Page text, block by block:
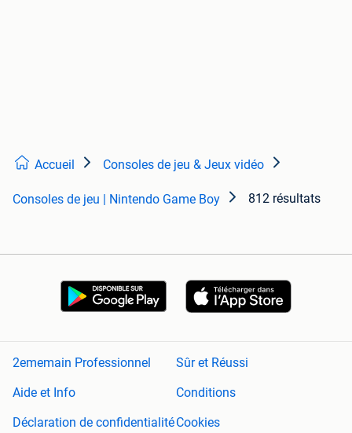
Accueil Consoles de jeu & Jeux vidéo
Consoles de jeu | Nintendo Game Boy 812 résultats
2ememain Professionnel
Sûr et Réussi
Aide et Info
Conditions
Déclaration de confidentialitéCookies